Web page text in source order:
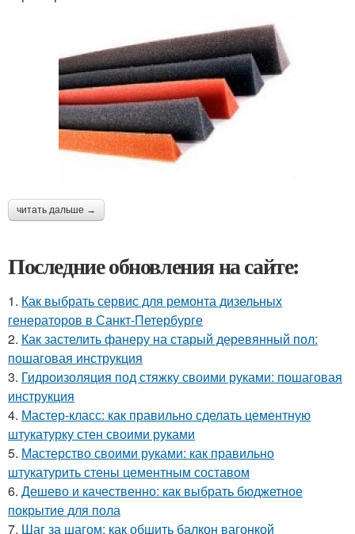
читать дальше →
Последние обновления на сайте:
1. Как выбрать сервис для ремонта дизельных
генераторов в Санкт-Петербурге
2. Как застелить фанеру на старый деревянный пол:
пошаговая инструкция
3. Гидроизоляция под стяжку своими руками: пошаговая
инструкция
4. Мастер-класс: как правильно сделать цементную
штукатурку стен своими руками
5. Мастерство своими руками: как правильно
штукатурить стены цементным составом
6. Дешево и качественно: как выбрать бюджетное
покрытие для пола
7. Шаг за шагом: как обшить балкон вагонкой